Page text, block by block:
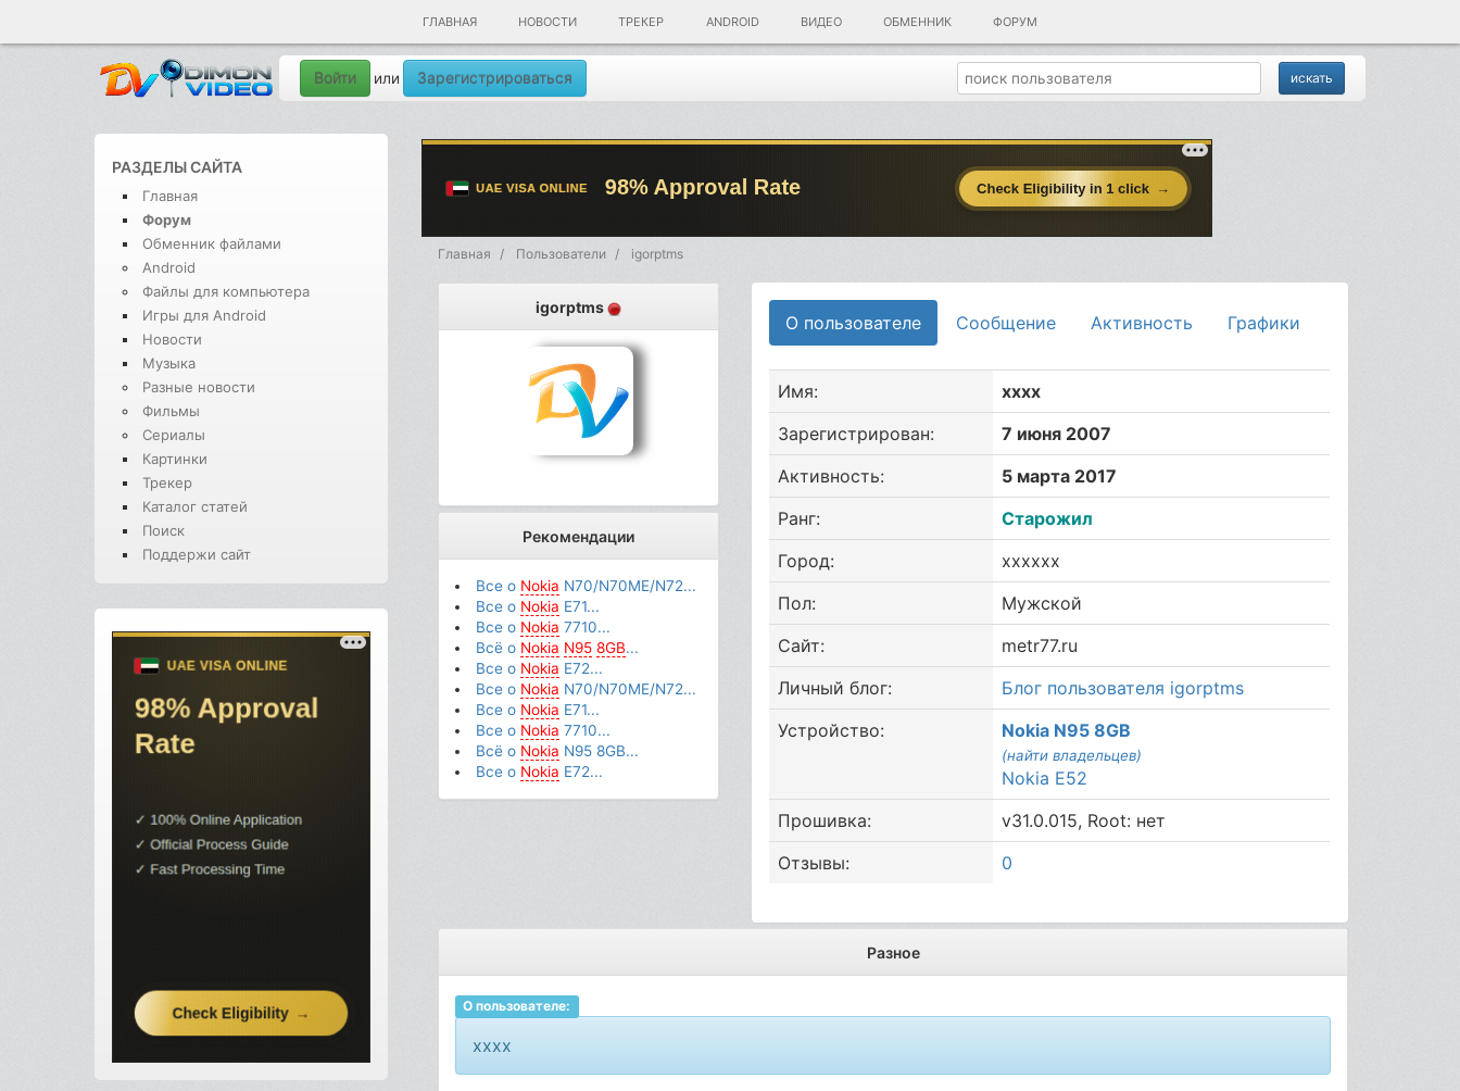
ГЛАВНАЯ НОВОСТИ ТРЕКЕР ANDROID ВИДЕО ОБМЕННИК ФОРУМ
Войти или Зарегистрироваться
РАЗДЕЛЫ САЙТА
Главная
Форум
Обменник файлами
Android
Файлы для компьютера
Игры для Android
Новости
Музыка
Разные новости
Фильмы
Сериалы
Картинки
Трекер
Каталог статей
Поиск
Поддержи сайт
Главная Пользователи igorptms
igorptms
Рекомендации
Все о Nokia N70/N70ME/N72...
Все о Nokia E71...
Все о Nokia 7710...
Всё о Nokia N95 8GB...
Все о Nokia E72...
Все о Nokia N70/N70ME/N72...
Все о Nokia E71...
Все о Nokia 7710...
Всё о Nokia N95 8GB...
Все о Nokia E72...
О пользователе Сообщение Активность Графики
Имя:
xxxx
Зарегистрирован:
7 июня 2007
Активность:
5 марта 2017
Ранг:
Старожил
Город:
xxxxxx
Пол:
Мужской
Сайт:
metr77.ru
Личный блог:
Блог пользователя igorptms
Устройство:
Nokia N95 8GB
(найти владельцев)
Nokia E52
Прошивка:
v31.0.015, Root: нет
Отзывы:
0
Разное
О пользователе:
xxxx